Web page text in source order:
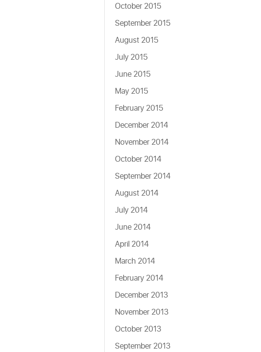
October 2015
September 2015
August 2015
July 2015
June 2015
May 2015
February 2015
December 2014
November 2014
October 2014
September 2014
August 2014
July 2014
June 2014
April 2014
March 2014
February 2014
December 2013
November 2013
October 2013
September 2013